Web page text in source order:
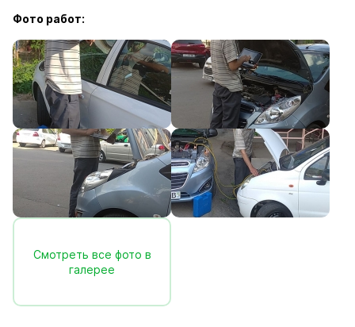
Фото работ:
Смотреть все фото в
галерее